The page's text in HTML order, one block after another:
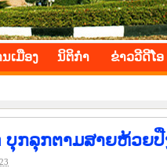
ເມືອງ ນິ​ຕິ​ກຳ ຂ່າວ​ວີ​ດີ​ໂອ
ກລຸກຕາມສາຍຫ້ວຍປື